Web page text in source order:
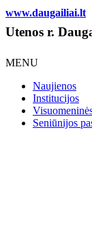
www.daugailiai.lt
Utenos r.
MENU
Naujienos
Institucijos
Seniūnijos